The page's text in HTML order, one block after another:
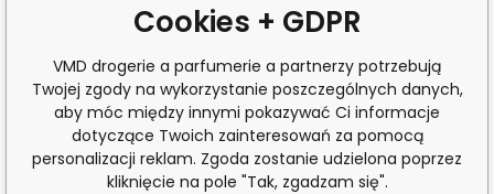
Cookies + GDPR
VMD drogerie a parfumerie a partnerzy potrzebują
Twojej zgody na wykorzystanie poszczególnych danych,
aby móc między innymi pokazywać Ci informacje
dotyczące Twoich zainteresowań za pomocą
personalizacji reklam. Zgoda zostanie udzielona poprzez
kliknięcie na pole "Tak, zgadzam się".